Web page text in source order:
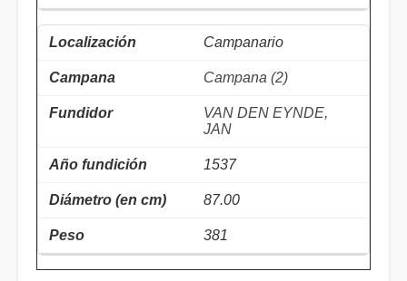
Campanario
Campana (2)
VAN DEN EYNDE,
JAN
1537
87.00
381